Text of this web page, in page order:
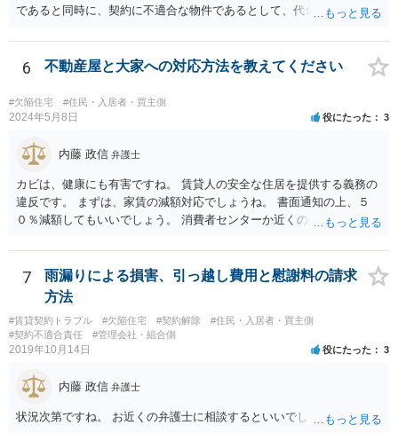
であると同時に、契約に不適合な物件であるとして、代金（賃料）減
4条）。 お店の営業内容や雨漏りの程度も関係するため、具体的事情
を把握できる資料等を以て弁護士に相談することをお勧めいたしま
6 不動産屋と大家への対応方法を教えてください
#欠陥住宅 #住民・入居者・買主側
2024年5月8日 役にたった 3
内藤 政信 弁護士
カビは、健康にも有害ですね。 賃貸人の安全な住居を提供する義務の
違反です。 まずは、家賃の減額対応でしょうね。 書面通知の上、５
０％減額してもいいでしょう。 消費者センターか近くの弁護士に相談
7
雨漏りによる損害、引っ越し費用と慰謝料の請求
方法
#賃貸契約トラブル #欠陥住宅 #契約解除
#住民・入居者・買主側
#契約不適合責任
#管理会社・組合側
2019年10月14日 役にたった 3
内藤 政信 弁護士
状況次第ですね。 お近くの弁護士に相談するといいでしょう。